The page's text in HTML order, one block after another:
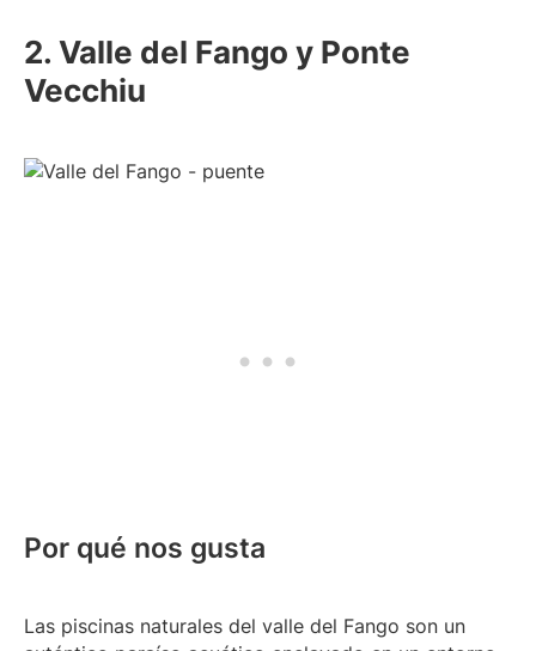
2. Valle del Fango y Ponte
Vecchiu
Por qué nos gusta
Las piscinas naturales del valle del Fango son un